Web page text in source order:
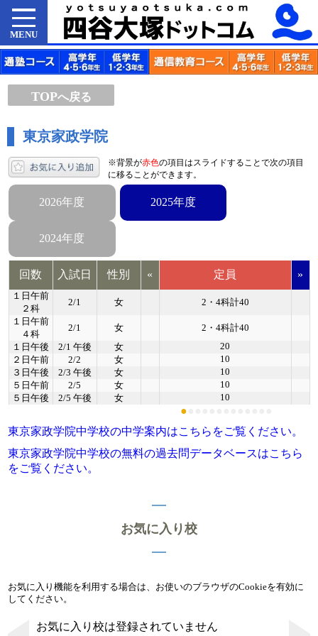
MENU
TOPへ戻る
東京家政学院
※背景が赤色の項目はスライドすることで次の項目
に移ることができます。
2026年度 2025年度
2024年度
回数 入試日 性別 « 定員 »
１日午前
２科
2/1 女
2・4科計40
１日午前
４科
2/1 女
2・4科計40
１日午後
2/1 午後 女
20
２日午前
2/2 女
10
３日午後
2/3 午後 女
10
５日午前
2/5 女
10
５日午後
2/5 午後 女 10
●
東京家政学院中学校の中学案内はこちらをご覧ください。
東京家政学院中学校の無料の過去問データベースはこちら
をご覧ください。
お気に入り校
お気に入り機能を利用する場合は、お使いのブラウザのCookieを有効に
してください。
お気に入り校は登録されていません